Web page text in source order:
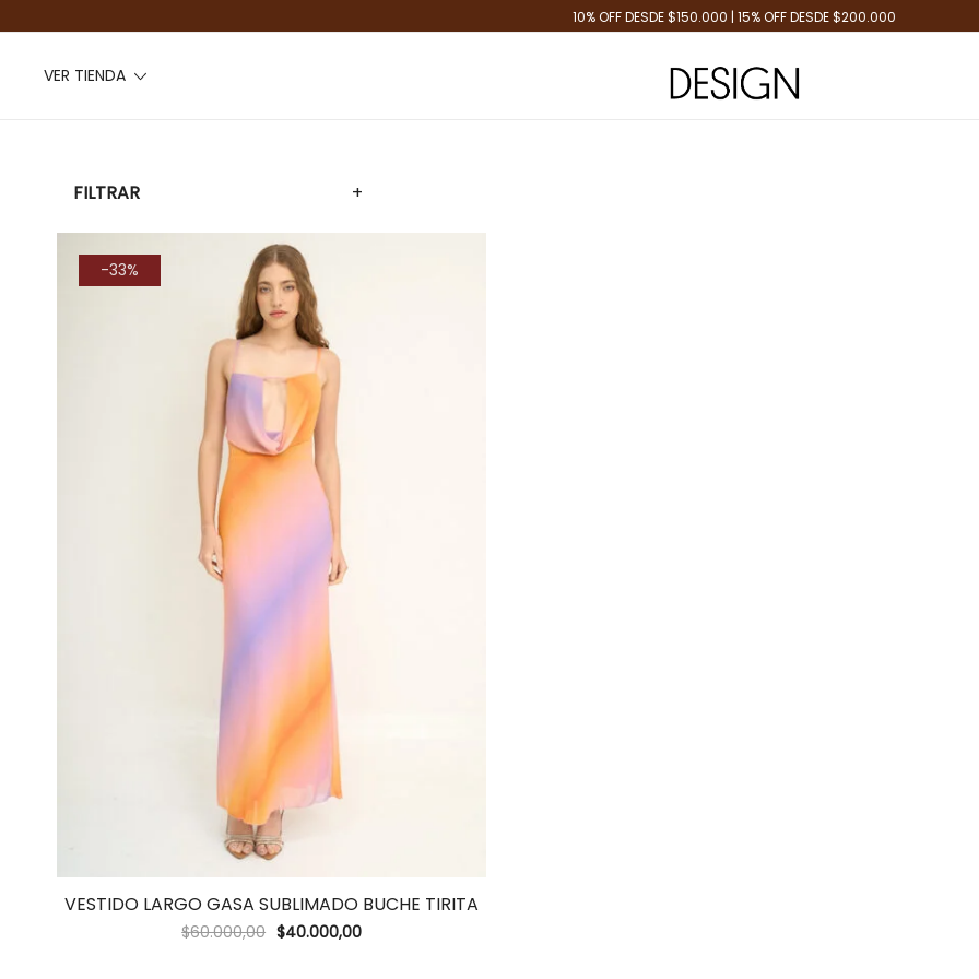
10% OFF DESDE $150.000 | 15% OFF DESDE $200.000
VER TIENDA
FILTRAR +
-33%
VESTIDO LARGO GASA SUBLIMADO BUCHE TIRITA
$60.000,00 $40.000,00